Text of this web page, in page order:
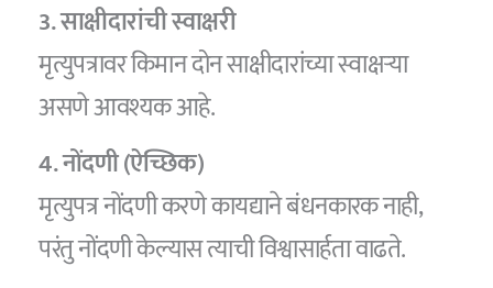
3. साक्षीदारांची स्वाक्षरी
मृत्युपत्रावर किमान दोन साक्षीदारांच्या स्वाक्षऱ्या
असणे आवश्यक आहे.
4. नोंदणी (ऐच्छिक)
मृत्युपत्र नोंदणी करणे कायद्याने बंधनकारक नाही,
परंतु नोंदणी केल्यास त्याची विश्वासार्हता वाढते.